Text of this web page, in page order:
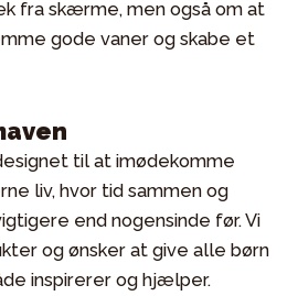
fra skærme, men også om at
gode vaner og skabe et
til at imødekomme
liv, hvor tid sammen og
end nogensinde før. Vi
og ønsker at give alle børn
inspirerer og hjælper.